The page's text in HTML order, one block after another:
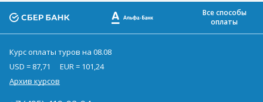
Все способы
оплаты
Курс оплаты туров на 08.08
USD = 87,71
EUR = 101,24
Архив курсов